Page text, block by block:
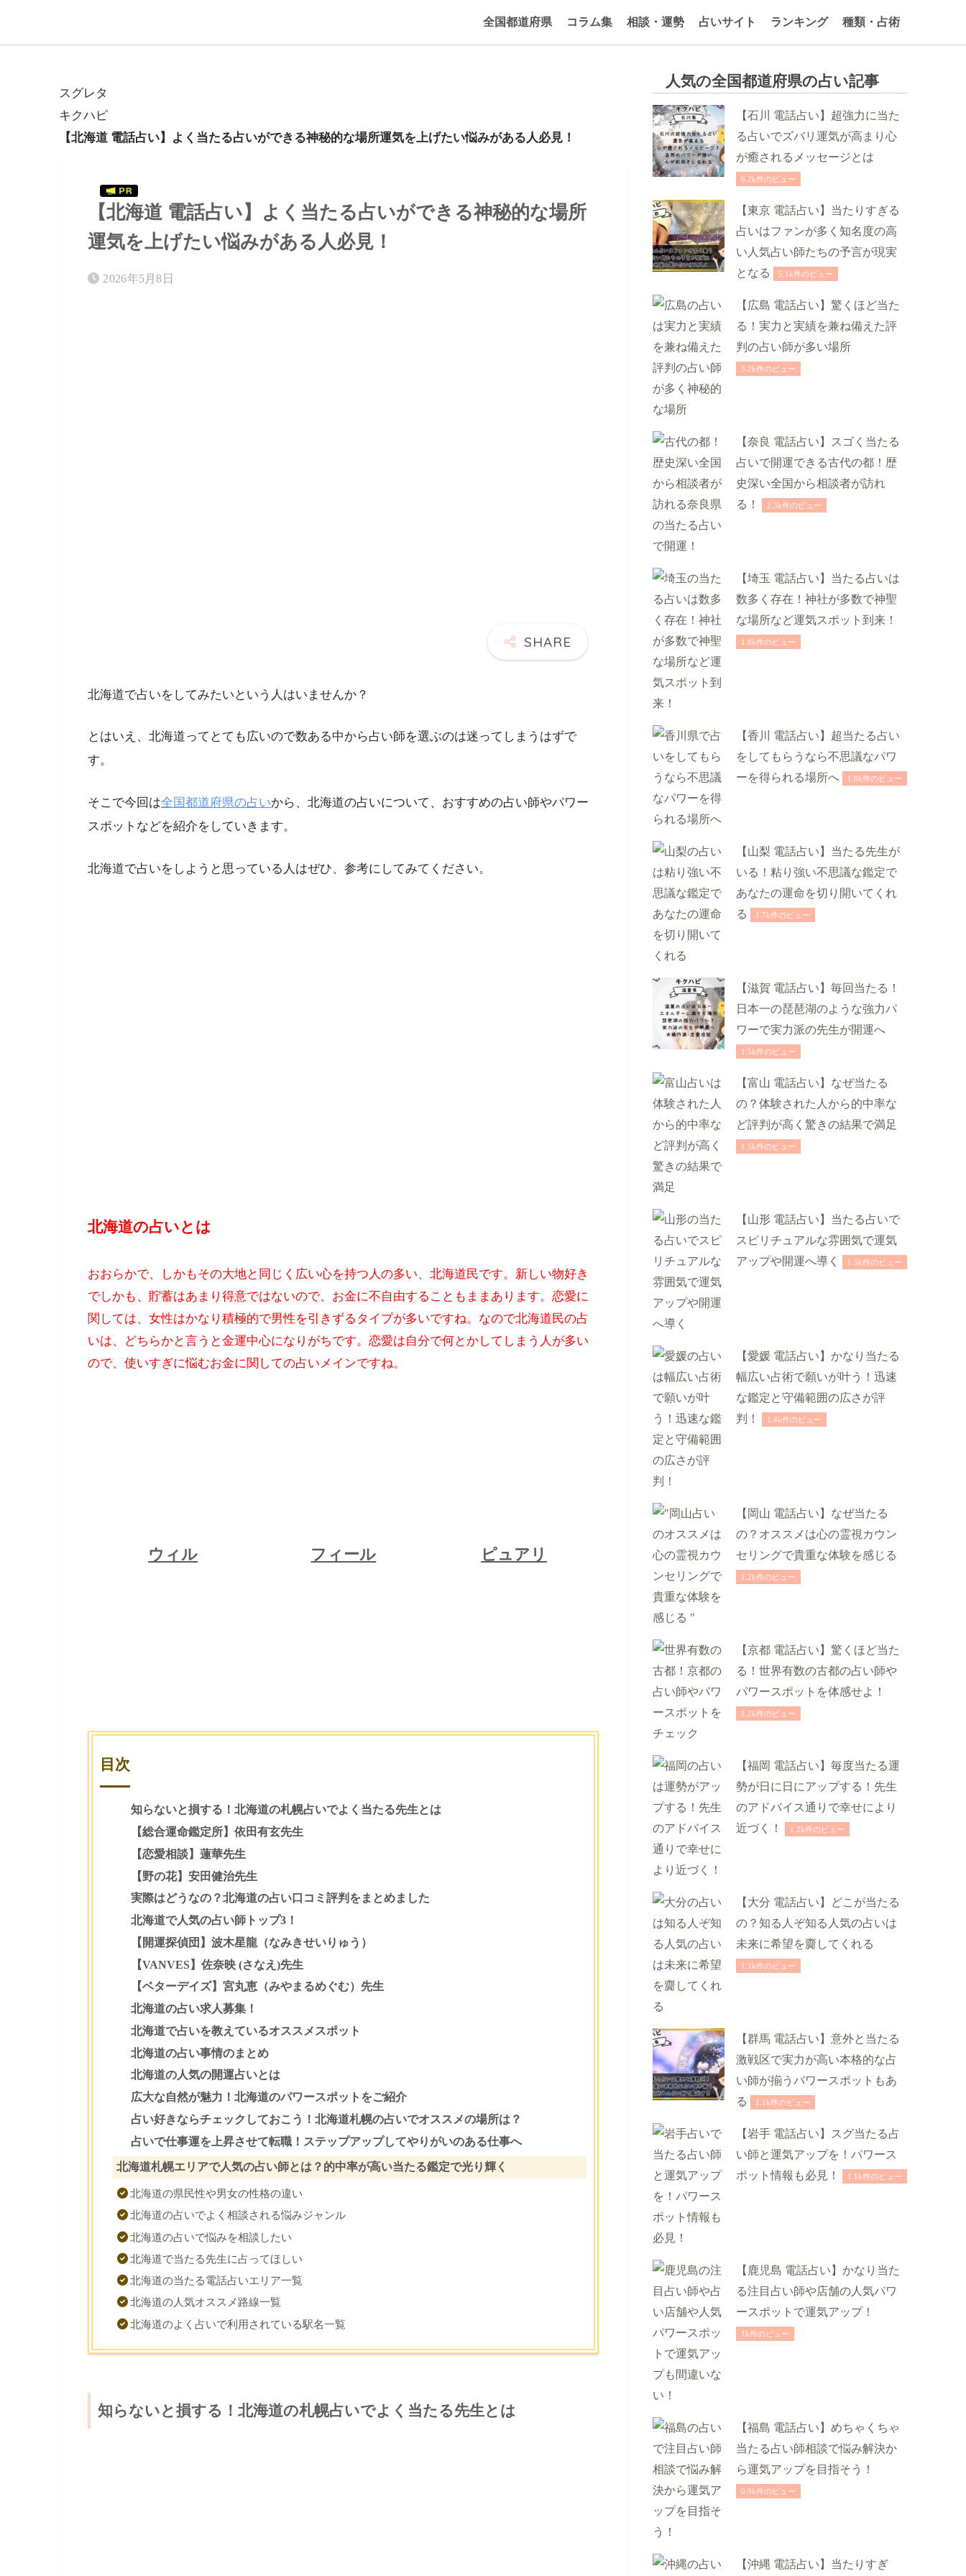
全国都道府県 コラム集 相談・運勢 占いサイト ランキング 種類・占術
スグレタ
キクハピ
【北海道 電話占い】よく当たる占いができる神秘的な場所運気を上げたい悩みがある人必見！
【北海道 電話占い】よく当たる占いができる神秘的な場所
運気を上げたい悩みがある人必見！
2026年5月8日
北海道で占いをしてみたいという人はいませんか？
とはいえ、北海道ってとても広いので数ある中から占い師を選ぶのは迷ってしまうはずで
す。
そこで今回は全国都道府県の占いから、北海道の占いについて、おすすめの占い師やパワー
スポットなどを紹介をしていきます。
北海道で占いをしようと思っている人はぜひ、参考にしてみてください。
北海道の占いとは
おおらかで、しかもその大地と同じく広い心を持つ人の多い、北海道民です。新しい物好き
でしかも、貯蓄はあまり得意ではないので、お金に不自由することもままあります。恋愛に
関しては、女性はかなり積極的で男性を引きずるタイプが多いですね。なので北海道民の占
いは、どちらかと言うと金運中心になりがちです。恋愛は自分で何とかしてしまう人が多い
ので、使いすぎに悩むお金に関しての占いメインですね。
ウィル フィール ピュアリ
目次
知らないと損する！北海道の札幌占いでよく当たる先生とは
【総合運命鑑定所】依田有玄先生
【恋愛相談】蓮華先生
【野の花】安田健治先生
実際はどうなの？北海道の占い口コミ評判をまとめました
北海道で人気の占い師トップ3！
【開運探偵団】波木星龍（なみきせいりゅう）
【VANVES】佐奈映 (さなえ)先生
【ベターデイズ】宮丸恵（みやまるめぐむ）先生
北海道の占い求人募集！
北海道で占いを教えているオススメスポット
北海道の占い事情のまとめ
北海道の人気の開運占いとは
広大な自然が魅力！北海道のパワースポットをご紹介
占い好きならチェックしておこう！北海道札幌の占いでオススメの場所は？
占いで仕事運を上昇させて転職！ステップアップしてやりがいのある仕事へ
北海道札幌エリアで人気の占い師とは？的中率が高い当たる鑑定で光り輝く
北海道の県民性や男女の性格の違い
北海道の占いでよく相談される悩みジャンル
北海道の占いで悩みを相談したい
北海道で当たる先生に占ってほしい
北海道の当たる電話占いエリア一覧
北海道の人気オススメ路線一覧
北海道のよく占いで利用されている駅名一覧
知らないと損する！北海道の札幌占いでよく当たる先生とは
人気の全国都道府県の占い記事
【石川 電話占い】超強力に当た
る占いでズバリ運気が高まり心
が癒されるメッセージとは
6.2k件のビュー
【東京 電話占い】当たりすぎる
占いはファンが多く知名度の高
い人気占い師たちの予言が現実
となる
5.1k件のビュー
【広島 電話占い】驚くほど当た
る！実力と実績を兼ね備えた評
判の占い師が多い場所
3.2k件のビュー
【奈良 電話占い】スゴく当たる
占いで開運できる古代の都！歴
史深い全国から相談者が訪れ
る！
2.3k件のビュー
【埼玉 電話占い】当たる占いは
数多く存在！神社が多数で神聖
な場所など運気スポット到来！
1.8k件のビュー
【香川 電話占い】超当たる占い
をしてもらうなら不思議なパワ
ーを得られる場所へ
1.8k件のビュー
【山梨 電話占い】当たる先生が
いる！粘り強い不思議な鑑定で
あなたの運命を切り開いてくれ
る
1.7k件のビュー
【滋賀 電話占い】毎回当たる！
日本一の琵琶湖のような強力パ
ワーで実力派の先生が開運へ
1.5k件のビュー
【富山 電話占い】なぜ当たる
の？体験された人から的中率な
ど評判が高く驚きの結果で満足
1.5k件のビュー
【山形 電話占い】当たる占いで
スピリチュアルな雰囲気で運気
アップや開運へ導く
1.5k件のビュー
【愛媛 電話占い】かなり当たる
幅広い占術で願いが叶う！迅速
な鑑定と守備範囲の広さが評
判！
1.4k件のビュー
【岡山 電話占い】なぜ当たる
の？オススメは心の霊視カウン
セリングで貴重な体験を感じる
1.2k件のビュー
【京都 電話占い】驚くほど当た
る！世界有数の古都の占い師や
パワースポットを体感せよ！
1.2k件のビュー
【福岡 電話占い】毎度当たる運
勢が日に日にアップする！先生
のアドバイス通りで幸せにより
近づく！
1.2k件のビュー
【大分 電話占い】どこが当たる
の？知る人ぞ知る人気の占いは
未来に希望を齎してくれる
1.1k件のビュー
【群馬 電話占い】意外と当たる
激戦区で実力が高い本格的な占
い師が揃うパワースポットもあ
る
1.1k件のビュー
【岩手 電話占い】スグ当たる占
い師と運気アップを！パワース
ポット情報も必見！
1.1k件のビュー
【鹿児島 電話占い】かなり当た
る注目占い師や店舗の人気パワ
ースポットで運気アップ！
1k件のビュー
【福島 電話占い】めちゃくちゃ
当たる占い師相談で悩み解決か
ら運気アップを目指そう！
0.9k件のビュー
【沖縄 電話占い】当たりすぎ